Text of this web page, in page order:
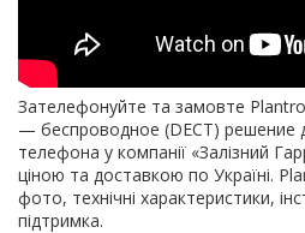
Зателефонуйте та замовте
— беспроводное (DECT) решение
телефона у компанії «Залізний
ціною та доставкою по Україні.
фото, технічні характеристики,
підтримка.